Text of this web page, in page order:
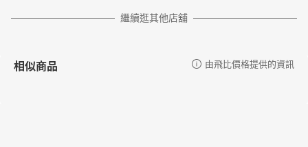
繼續逛其他店舖
相似商品 由飛比價格提供的資訊